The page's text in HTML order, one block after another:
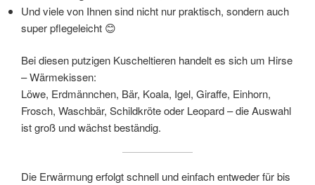
Und viele von Ihnen sind nicht nur praktisch, sondern auch
super pflegeleicht 😊
Bei diesen putzigen Kuscheltieren handelt es sich um Hirse
– Wärmekissen:
Löwe, Erdmännchen, Bär, Koala, Igel, Giraffe, Einhorn,
Frosch, Waschbär, Schildkröte oder Leopard – die Auswahl
ist groß und wächst beständig.
Die Erwärmung erfolgt schnell und einfach entweder für bis